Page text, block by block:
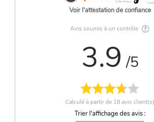
Voir l'attestation de confiance
Avis soumis à un contrôle
3.9 /5
Calculé à partir de 18 avis client(s)
Trier l'affichage des avis :